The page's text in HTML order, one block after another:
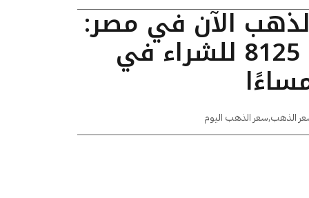
الآن في مصر:
عيار 24 يسجل 8125 للشراء في
الذهب,سعر الذهب اليوم